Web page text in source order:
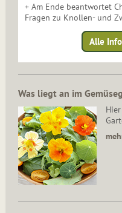
+ Am Ende beantwortet
Fragen zu Knollen- und
Alle
Was liegt an im